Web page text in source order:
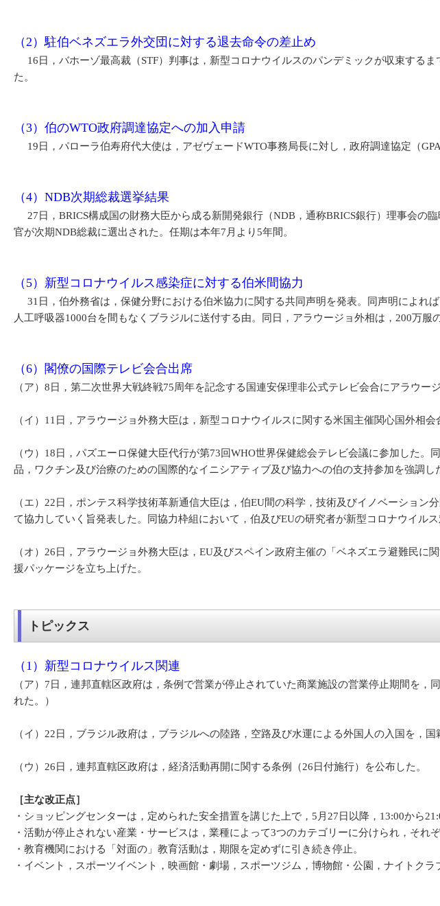
（2）駐伯ベネズエラ外交団に対する退去命令の差止め
16日，バホーゾ最高裁（STF）判事は，新型コロナウイルスのパンデミックが収束する
た。
（3）伯のWTO政府調達協定への加入申請
19日，パローラ伯寿府代大使は，アゼヴェードWTO事務局長に対し，政府調達協定（
（4）NDB次期総裁選挙結果
27日，BRICS構成国の財務大臣から成る新開発銀行（NDB，通称BRICS銀行）理事会の
官が次期NDB総裁に選出された。任期は本年7月より5年間。
（5）新型コロナウイルス感染症に対する伯米間協力
31日，伯外務省は，保健分野における伯米協力に関する共同声明を発表。同声明によれ
人工呼吸器1000台を間もなくブラジルに送付する由。同日，アラウージョ外相は，200万服
（6）閣僚の国際テレビ会合出席
（ア）8日，第二次世界大戦終戦75周年を記念する国連安保理非公式テレビ会合にアラウー
（イ）11日，アラウージョ外務大臣は，新型コロナウイルスに関する米国主催関心国外相
（ウ）18日，パズエーロ保健大臣代行が第73回WHO世界保健総会テレビ会議に参加した
品，ワクチン及び治療のための国際的なイニシアティブ及び協力への伯の支持参加を強調し
（エ）22日，ポンテス科学技術革新通信大臣は，伯EU間の科学，技術及びイノベーショ
て協力していく旨発表した。同協力枠組において，伯及びEUの研究者が新型コロナウイル
（オ）26日，アラウージョ外務大臣は，EU及びスペイン政府主催の「ベネズエラ避難民
援パッケージを立ち上げた。
トピックス
（1）新型コロナウイルス関連
（ア）7日，連邦直轄区政府は，条例で営業が停止されていた商業施設の営業停止期間を
れた。）
（イ）22日，ブラジル政府は，ブラジルへの陸路，空路及び水運による外国人の入国を，
（ウ）26日，連邦直轄区政府は，経済活動再開に関する条例（26日付施行）を公布した。
［主な改正点］
・ショッピングセンターは，定められた安全措置を講じた上で，5月27日以降，13:00から
・活動が停止されない産業・サービスは，業種によって3つのカテゴリーに分けられ，それ
・教育機関における「対面の」教育活動は，期限を定めずに引き続き停止。
・イベント，スポーツイベント，映画館・劇場，スポーツジム，博物館・公園，ナイトク